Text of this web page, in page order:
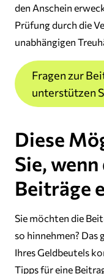
den Anschein
Prüfung durch die
unabhängigen
Fragen zur
unterstützen
Diese
Sie,
Beiträge
Sie möchten die
so hinnehmen? Das
Ihres Geldbeutels
Tipps für eine